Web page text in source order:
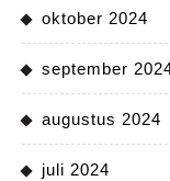
oktober 2024
september
augustus 2024
juli 2024